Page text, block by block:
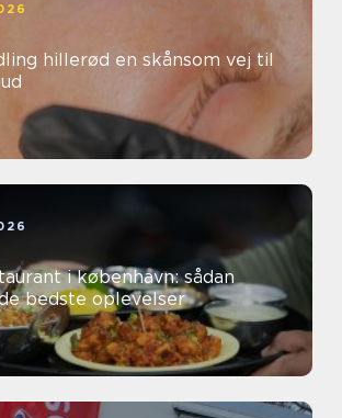
en skånsom vej til
i københavn: sådan
bedste oplevelser